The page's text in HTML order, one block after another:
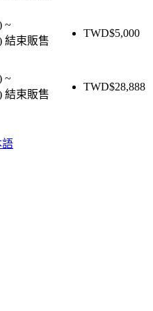
~
結束販售
TWD$5,000
~
結束販售
TWD$28,888
語